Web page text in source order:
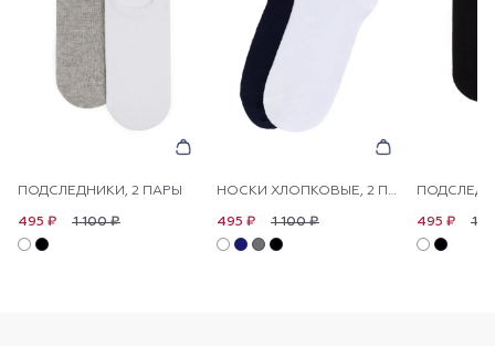
ПОДСЛЕДНИКИ, 2 ПАРЫ
1 100 ₽
495 ₽
НОСКИ ХЛОПКОВЫЕ, 2 ПАРЫ
1 100 ₽
495 ₽ 1
495 ₽